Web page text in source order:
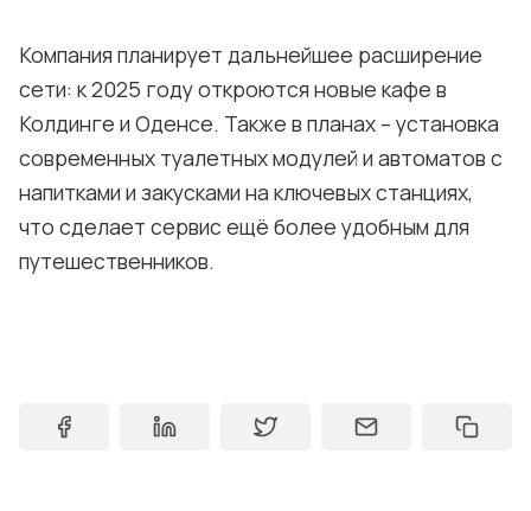
Компания планирует дальнейшее расширение
сети: к 2025 году откроются новые кафе в
Колдинге и Оденсе. Также в планах – установка
современных туалетных модулей и автоматов с
напитками и закусками на ключевых станциях,
что сделает сервис ещё более удобным для
путешественников.